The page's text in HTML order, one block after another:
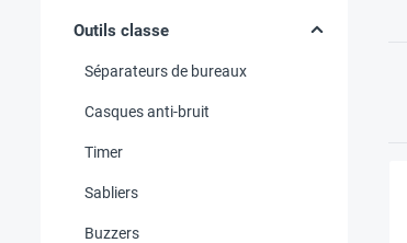
Outils classe
Séparateurs de bureaux
Casques anti-bruit
Timer
Sabliers
Buzzers